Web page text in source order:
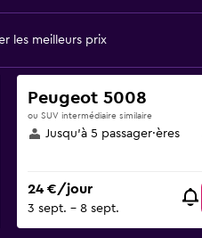
les meilleurs prix
Peugeot 5008
ou SUV intermédiaire similaire
Jusqu’à 5 passager·ères
24 €/jour
3 sept. - 8 sept.